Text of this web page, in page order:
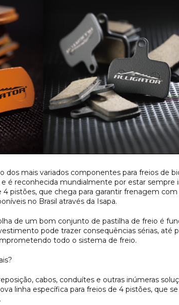
dos mais variados componentes para freios de
é reconhecida mundialmente por estar
4 pistões, que chega para garantir frenagem
no Brasil através da Isapa.
de um bom conjunto de pastilha de freio é
pode trazer consequências sérias, até
todo o sistema de freio.
cabos, conduítes e outras inúmeras
linha específica para freios de 4 pistões, que